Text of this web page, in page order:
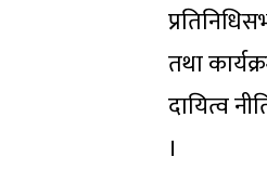
तथा
दायित्व
।